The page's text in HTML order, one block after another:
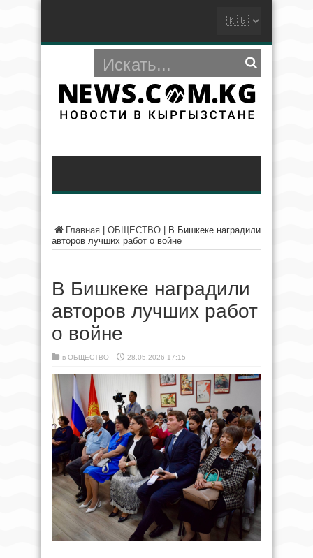
Главная ОБЩЕСТВО
В Бишкеке наградили
авторов лучших работ о войне
В Бишкеке наградили
авторов лучших работ
о войне
в ОБЩЕСТВО 28.05.2026 17:15